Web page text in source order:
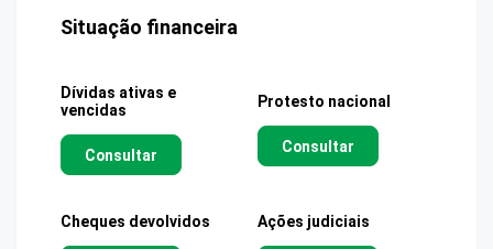
Situação financeira
Dívidas ativas e
vencidas
Consultar
Protesto nacional
Consultar
Cheques devolvidos Ações judiciais